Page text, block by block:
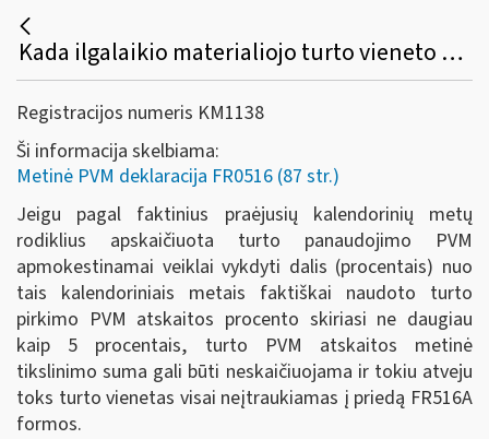
Kada ilgalaikio materialiojo turto vieneto pirkimo PVM atskaitos suma gali būti netikslinama ir neįtraukiama į metinės PVM deklaracijos priedą (FR0516A)?
Registracijos numeris KM1138
Ši informacija skelbiama:
Metinė PVM deklaracija FR0516 (87 str.)
Jeigu pagal faktinius praėjusių kalendorinių metų
rodiklius apskaičiuota turto panaudojimo PVM
apmokestinamai veiklai vykdyti dalis (procentais) nuo
tais kalendoriniais metais faktiškai naudoto turto
pirkimo PVM atskaitos procento skiriasi ne daugiau
kaip 5 procentais, turto PVM atskaitos metinė
tikslinimo suma gali būti neskaičiuojama ir tokiu atveju
toks turto vienetas visai neįtraukiamas į priedą FR516A
formos.